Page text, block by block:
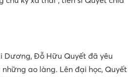
Dương, Đỗ Hữu Quyết đã yêu
ao làng. Lên đại học, Quyết